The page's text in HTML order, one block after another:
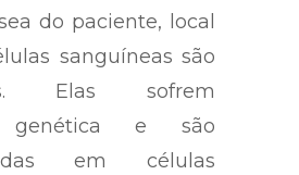
do paciente, local
sanguíneas são
Elas sofrem
genética e são
em células